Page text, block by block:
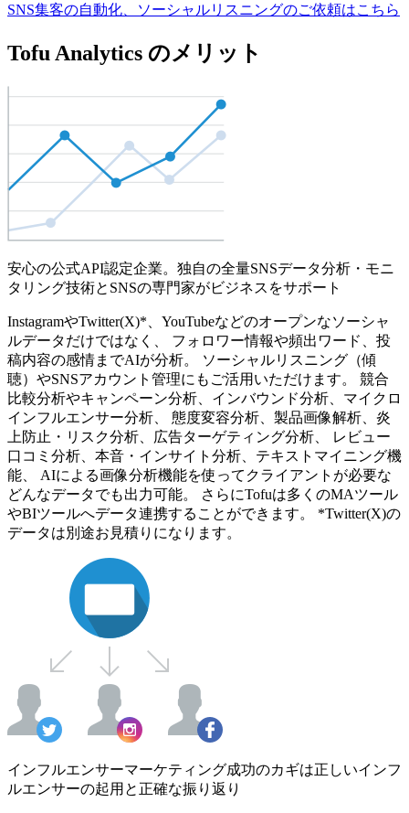
SNS集客の自動化、ソーシャルリスニングのご依頼はこちら
Tofu Analytics のメリット
安心の公式API認定企業。独自の全量SNSデータ分析・モニ
タリング技術とSNSの専門家がビジネスをサポート
InstagramやTwitter(X)*、YouTubeなどのオープンなソーシャ
ルデータだけではなく、 フォロワー情報や頻出ワード、投
稿内容の感情までAIが分析。 ソーシャルリスニング（傾
聴）やSNSアカウント管理にもご活用いただけます。 競合
比較分析やキャンペーン分析、インバウンド分析、マイクロ
インフルエンサー分析、 態度変容分析、製品画像解析、炎
上防止・リスク分析、広告ターゲティング分析、 レビュー
口コミ分析、本音・インサイト分析、テキストマイニング機
能、 AIによる画像分析機能を使ってクライアントが必要な
どんなデータでも出力可能。 さらにTofuは多くのMAツール
やBIツールへデータ連携することができます。 *Twitter(X)の
データは別途お見積りになります。
インフルエンサーマーケティング成功のカギは正しいインフ
ルエンサーの起用と正確な振り返り